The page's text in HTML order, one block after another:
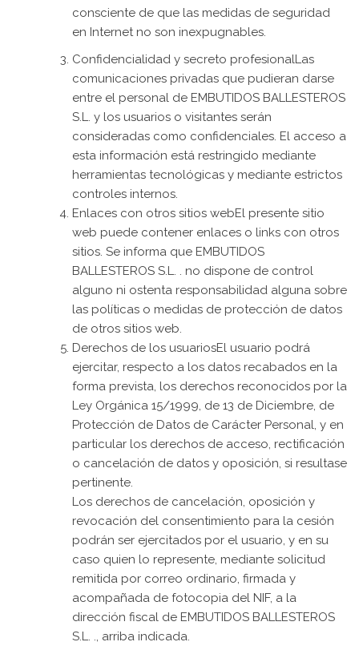
consciente de que las medidas de seguridad
en Internet no son inexpugnables.
Confidencialidad y secreto profesionalLas
comunicaciones privadas que pudieran darse
entre el personal de EMBUTIDOS BALLESTEROS
S.L. y los usuarios o visitantes serán
consideradas como confidenciales. El acceso a
esta información está restringido mediante
herramientas tecnológicas y mediante estrictos
controles internos.
Enlaces con otros sitios webEl presente sitio
web puede contener enlaces o links con otros
sitios. Se informa que EMBUTIDOS
BALLESTEROS S.L. . no dispone de control
alguno ni ostenta responsabilidad alguna sobre
las políticas o medidas de protección de datos
de otros sitios web.
Derechos de los usuariosEl usuario podrá
ejercitar, respecto a los datos recabados en la
forma prevista, los derechos reconocidos por la
Ley Orgánica 15/1999, de 13 de Diciembre, de
Protección de Datos de Carácter Personal, y en
particular los derechos de acceso, rectificación
o cancelación de datos y oposición, si resultase
pertinente.
Los derechos de cancelación, oposición y
revocación del consentimiento para la cesión
podrán ser ejercitados por el usuario, y en su
caso quien lo represente, mediante solicitud
remitida por correo ordinario, firmada y
acompañada de fotocopia del NIF, a la
dirección fiscal de EMBUTIDOS BALLESTEROS
S.L. ., arriba indicada.